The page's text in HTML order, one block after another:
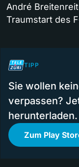
André
Traumstart des
TIPP
Sie wollen
verpassen?
herunterladen.
Zum Play